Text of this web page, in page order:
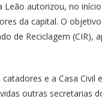
Leão autorizou, no
da capital. O
de Reciclagem
e a Casa
outras